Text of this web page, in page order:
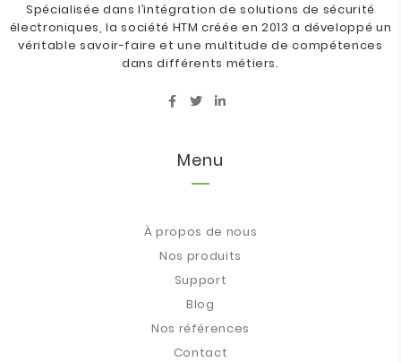
Spécialisée dans l’intégration de solutions de sécurité
électroniques, la société HTM créée en 2013 a développé un
véritable savoir-faire et une multitude de compétences
dans différents métiers.
Menu
À propos de nous
Nos produits
Support
Blog
Nos références
Contact